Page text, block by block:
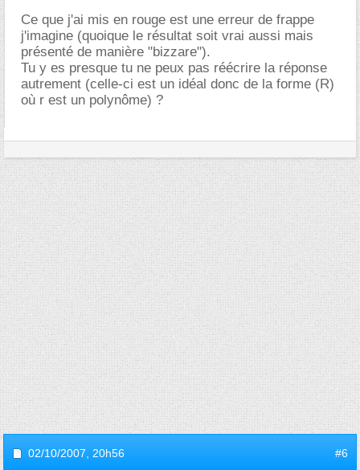
Ce que j'ai mis en rouge est une erreur de frappe
j'imagine (quoique le résultat soit vrai aussi mais
présenté de manière "bizzare").
Tu y es presque tu ne peux pas réécrire la réponse
autrement (celle-ci est un idéal donc de la forme (R)
où r est un polynôme) ?
02/10/2007, 20h56 #6